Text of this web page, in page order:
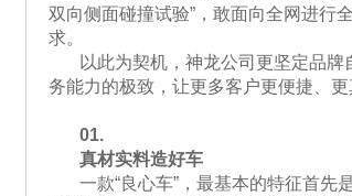
双向侧面碰撞试验”，敢面向全网进行
求。
以此为契机，神龙公司更坚定品
务能力的极致，让更多客户更便捷、更
01.
真材实料造好车
一款“良心车”，最基本的特征首